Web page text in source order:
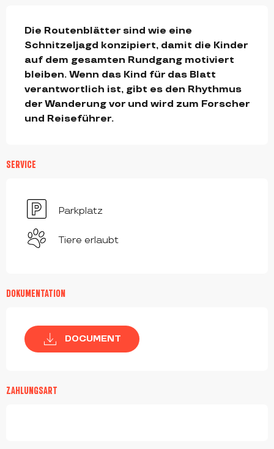
Die Routenblätter sind wie eine
Schnitzeljagd konzipiert, damit die Kinder
auf dem gesamten Rundgang motiviert
bleiben. Wenn das Kind für das Blatt
verantwortlich ist, gibt es den Rhythmus
der Wanderung vor und wird zum Forscher
und Reiseführer.
SERVICE
Parkplatz
Tiere erlaubt
DOKUMENTATION
DOCUMENT
ZAHLUNGSART